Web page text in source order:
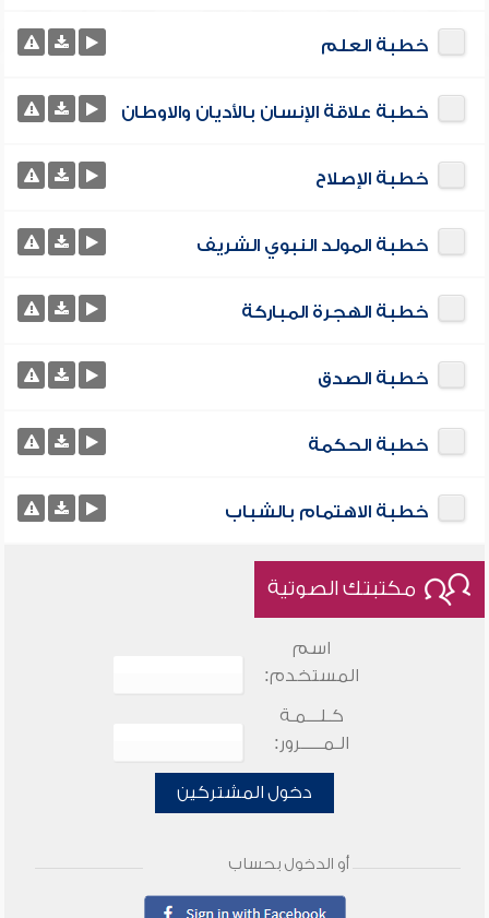
خطبة العلم
خطبة علاقة الإنسان بالأديان والاوطان
خطبة الإصلاح
خطبة المولد النبوي الشريف
خطبة الهجرة المباركة
خطبة الصدق
خطبة الحكمة
خطبة الاهتمام بالشباب
مكتبتك الصوتية
اسم
المستخدم:
كـلـــمـة
الـمـــــرور:
دخول المشتركين
أو الدخول بحساب